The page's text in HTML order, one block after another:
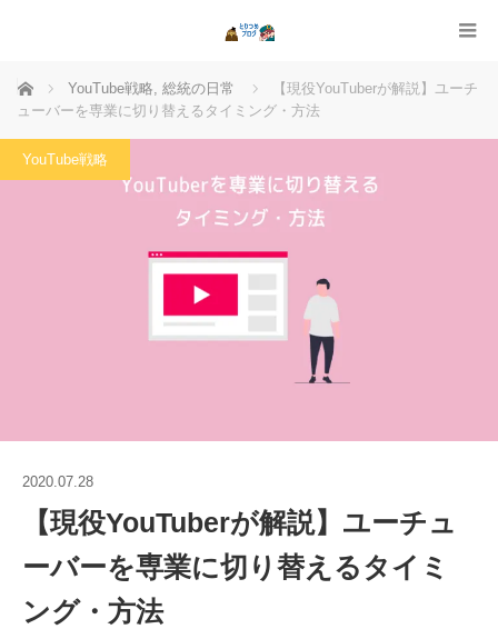
ホーム YouTube戦略, 総統の日常
【現役YouTuberが解説】ユーチ
ューバーを専業に切り替えるタイミング・方法
YouTube戦略
2020.07.28
【現役YouTuberが解説】ユーチュ
ーバーを専業に切り替えるタイミ
ング・方法